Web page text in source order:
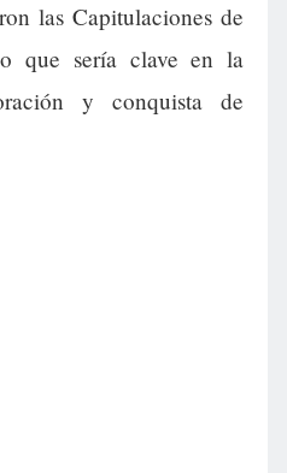
las Capitulaciones de
que sería clave en la
y conquista de